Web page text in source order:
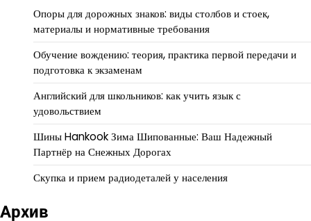
Опоры для дорожных знаков: виды столбов и стоек,
материалы и нормативные требования
Обучение вождению: теория, практика первой передачи и
подготовка к экзаменам
Английский для школьников: как учить язык с
удовольствием
Шины Hankook Зима Шипованные: Ваш Надежный
Партнёр на Снежных Дорогах
Скупка и прием радиодеталей у населения
Архив